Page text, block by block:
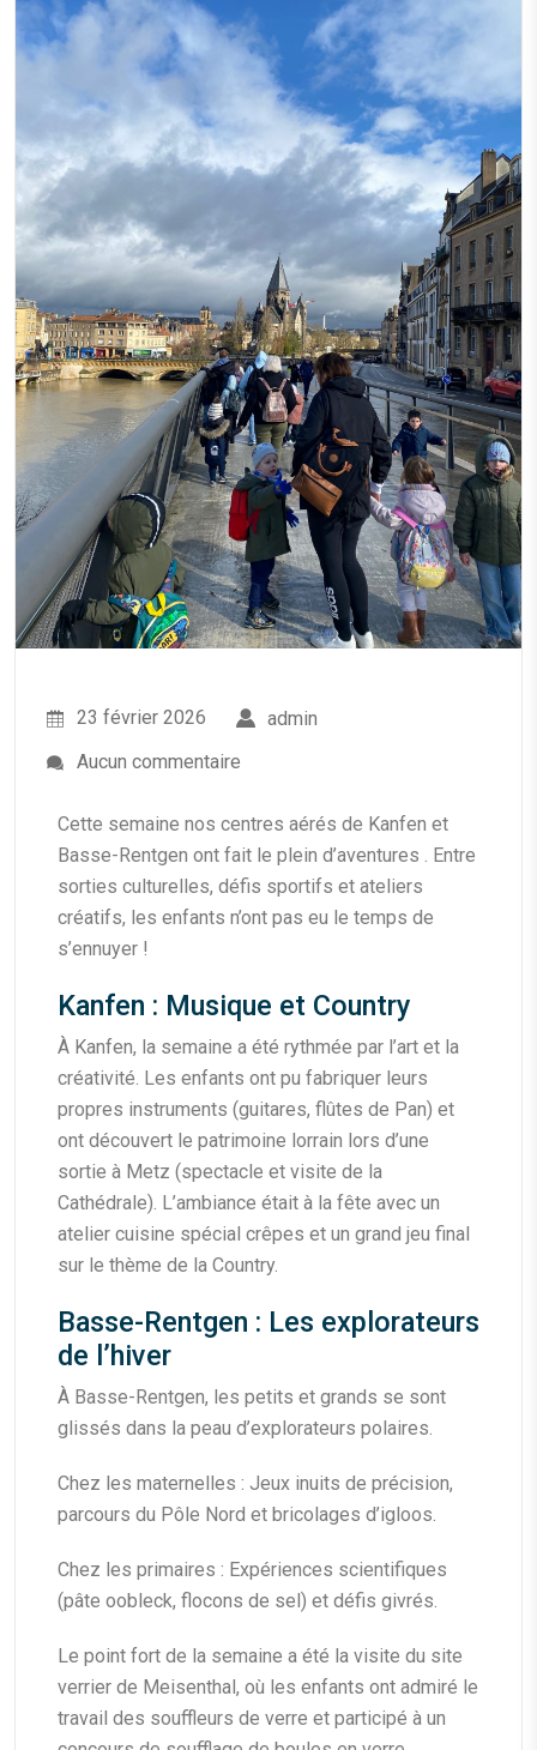
23 février 2026
admin
Aucun commentaire
Cette semaine nos centres aérés de Kanfen et
Basse-Rentgen ont fait le plein d’aventures . Entre
sorties culturelles, défis sportifs et ateliers
créatifs, les enfants n’ont pas eu le temps de
s’ennuyer !
Kanfen : Musique et Country
À Kanfen, la semaine a été rythmée par l’art et la
créativité. Les enfants ont pu fabriquer leurs
propres instruments (guitares, flûtes de Pan) et
ont découvert le patrimoine lorrain lors d’une
sortie à Metz (spectacle et visite de la
Cathédrale). L’ambiance était à la fête avec un
atelier cuisine spécial crêpes et un grand jeu final
sur le thème de la Country.
Basse-Rentgen : Les explorateurs
de l’hiver
À Basse-Rentgen, les petits et grands se sont
glissés dans la peau d’explorateurs polaires.
Chez les maternelles : Jeux inuits de précision,
parcours du Pôle Nord et bricolages d’igloos.
Chez les primaires : Expériences scientifiques
(pâte oobleck, flocons de sel) et défis givrés.
Le point fort de la semaine a été la visite du site
verrier de Meisenthal, où les enfants ont admiré le
travail des souffleurs de verre et participé à un